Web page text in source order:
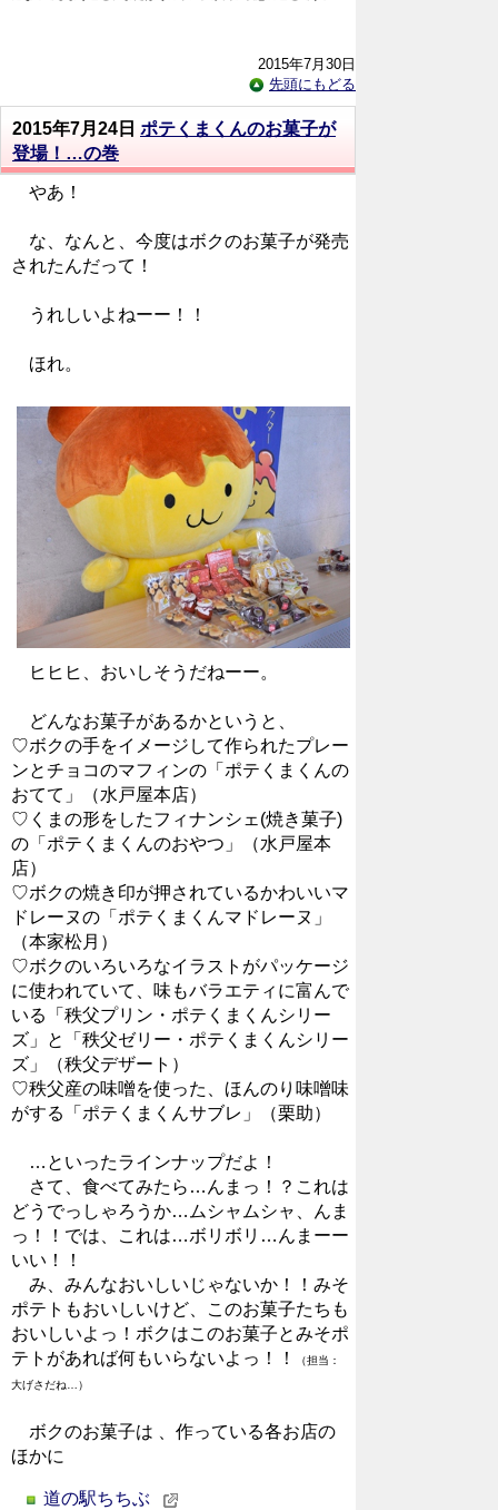
2015年7月30日
先頭にもどる
2015年7月24日 ポテくまくんのお菓子が
登場！…の巻
やあ！
な、なんと、今度はボクのお菓子が発売
されたんだって！
うれしいよねーー！！
ほれ。
ヒヒヒ、おいしそうだねーー。
どんなお菓子があるかというと、
♡ボクの手をイメージして作られたプレー
ンとチョコのマフィンの「ポテくまくんの
おてて」（水戸屋本店）
♡くまの形をしたフィナンシェ(焼き菓子)
の「ポテくまくんのおやつ」（水戸屋本
店）
♡ボクの焼き印が押されているかわいいマ
ドレーヌの「ポテくまくんマドレーヌ」
（本家松月）
♡ボクのいろいろなイラストがパッケージ
に使われていて、味もバラエティに富んで
いる「秩父プリン・ポテくまくんシリー
ズ」と「秩父ゼリー・ポテくまくんシリー
ズ」（秩父デザート）
♡秩父産の味噌を使った、ほんのり味噌味
がする「ポテくまくんサブレ」（栗助）
…といったラインナップだよ！
さて、食べてみたら…んまっ！？これは
どうでっしゃろうか…ムシャムシャ、んま
っ！！では、これは…ボリボリ…んまーー
いい！！
み、みんなおいしいじゃないか！！みそ
ポテトもおいしいけど、このお菓子たちも
おいしいよっ！ボクはこのお菓子とみそポ
テトがあれば何もいらないよっ！！
（担当：
大げさだね…）
ボクのお菓子は 、作っている各お店の
ほかに
道の駅ちちぶ